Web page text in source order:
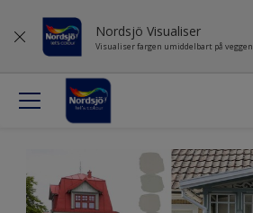
Nordsjö Visualiser
Visualiser fargen umiddelbart på veggen